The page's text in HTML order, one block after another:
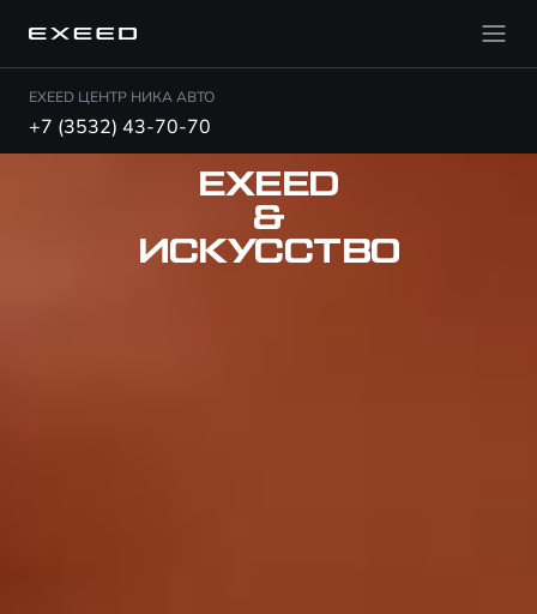
EXEED ЦЕНТР НИКА АВТО
+7 (3532) 43-70-70
EXEED
&
ИСКУССТВО